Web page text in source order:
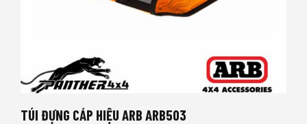
TÚI ĐỰNG CÁP HIỆU ARB ARB503